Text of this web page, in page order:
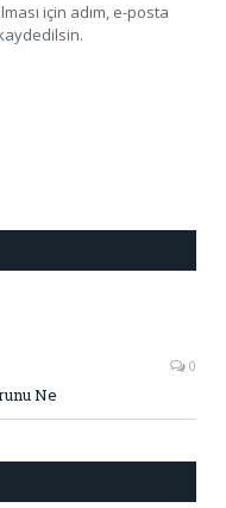
için adım, e-posta
0
Ne